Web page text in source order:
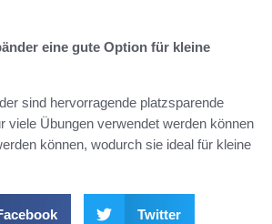
eine gute Option für kleine
sind hervorragende platzsparende
viele Übungen verwendet werden können
können, wodurch sie ideal für kleine
Twitter